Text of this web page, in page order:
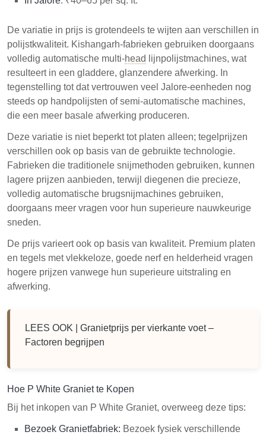
De variatie in prijs is grotendeels te wijten aan verschillen in
polijstkwaliteit. Kishangarh-fabrieken gebruiken doorgaans
volledig automatische multi-head
lijnpolijstmachines, wat
resulteert in een gladdere, glanzendere afwerking. In
tegenstelling tot dat vertrouwen veel Jalore-eenheden nog
steeds op handpolijsten of semi-automatische machines,
die een meer basale afwerking produceren.
Deze variatie is niet beperkt tot platen alleen; tegelprijzen
verschillen ook op basis van de gebruikte technologie.
Fabrieken die traditionele snijmethoden gebruiken, kunnen
lagere prijzen aanbieden, terwijl diegenen die precieze,
volledig automatische brugsnijmachines gebruiken,
doorgaans meer vragen voor hun superieure nauwkeurige
sneden.
De prijs varieert ook op basis van kwaliteit. Premium platen
en tegels met vlekkeloze, goede nerf en helderheid vragen
hogere prijzen vanwege hun superieure uitstraling en
afwerking.
LEES OOK |Granietprijs per vierkante voet –
Factoren begrijpen
Hoe P White Graniet te Kopen
Bij het inkopen van P White Graniet, overweeg deze tips:
Bezoek Granietfabriek: Bezoek fysiek verschillende